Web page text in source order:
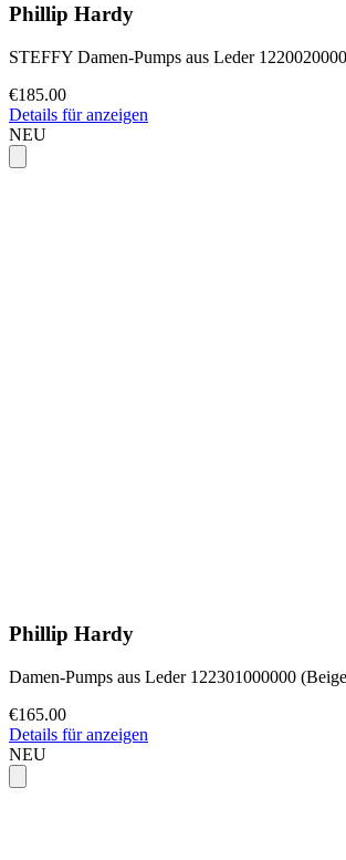
Phillip Hardy
STEFFY Damen-Pumps aus Leder
€185.00
Details für anzeigen
NEU
Phillip Hardy
Damen-Pumps aus Leder 122301000000
€165.00
Details für anzeigen
NEU